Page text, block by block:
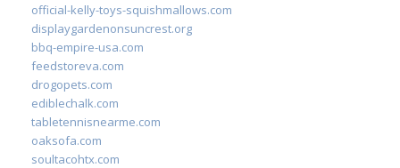
official-kelly-toys-squishmallows.com
displaygardenonsuncrest.org
bbq-empire-usa.com
feedstoreva.com
drogopets.com
ediblechalk.com
tabletennisnearme.com
oaksofa.com
soultacohtx.com